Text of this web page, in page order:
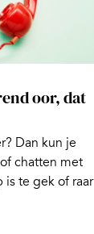
oor, dat
Dan kun je
chatten met
te gek of raar